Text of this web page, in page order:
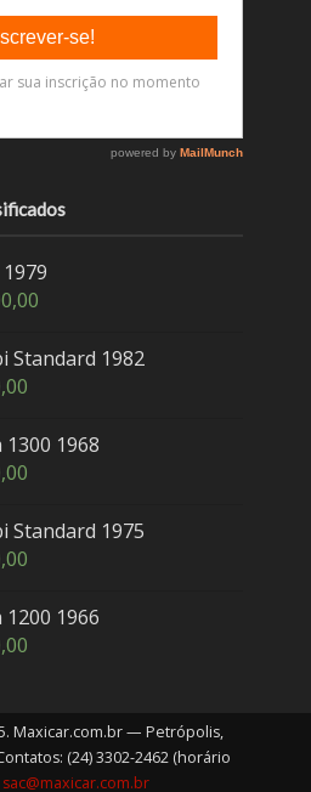
Standard 1982
1300 1968
Standard 1975
1200 1966
Maxicar.com.br — Petrópolis,
(24) 3302-2462 (horário
sac@maxicar.com.br